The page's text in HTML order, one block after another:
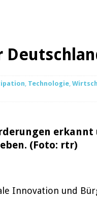
, Technologie,
(Foto: rtr)
Innovation und